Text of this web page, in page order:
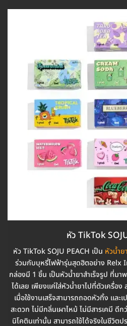
หัว TikTok
หัว TikTok SOJU PEACH เป็น หัวน้ำย
ร่วมกับบุหรี่ไฟฟ้ารุ่นสุดฮิตอย่าง Relx
กล่องมี 1 ชิ้น เป็นหัวน้ำยาสำเร็จรูป ที่มา
ได้เลย เพียงแค่ใส่หัวน้ำยาไปที่ตัวเครื่อง
เมื่อใช้งานเสร็จสามารถถอดหัวทิ้ง และ
สะดวก ไม่มีกลิ่นเผาไหม้ ไม่มีสารเคมี ดี
นิโคตินเท่านั้น สามารถใช้ได้จริงในชีวิต